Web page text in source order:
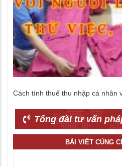
Cách tính thuế thu nhập cá nhân
Tổng đài tư vấn
BÀI VIẾT CÙNG